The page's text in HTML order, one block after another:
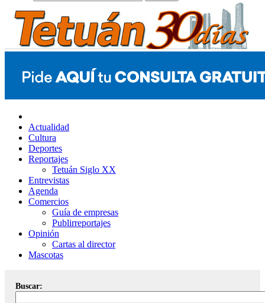
Actualidad
Cultura
Deportes
Reportajes
Tetuán Siglo XX
Entrevistas
Agenda
Comercios
Guía de empresas
Publirreportajes
Opinión
Cartas al director
Mascotas
Buscar: